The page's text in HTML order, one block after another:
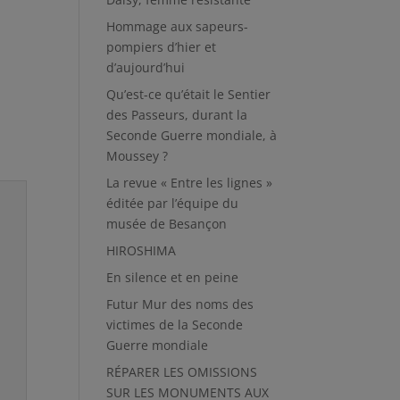
Hommage aux sapeurs-
pompiers d’hier et
d’aujourd’hui
Qu’est-ce qu’était le Sentier
des Passeurs, durant la
Seconde Guerre mondiale, à
Moussey ?
La revue « Entre les lignes »
éditée par l’équipe du
musée de Besançon
HIROSHIMA
En silence et en peine
Futur Mur des noms des
victimes de la Seconde
Guerre mondiale
RÉPARER LES OMISSIONS
SUR LES MONUMENTS AUX